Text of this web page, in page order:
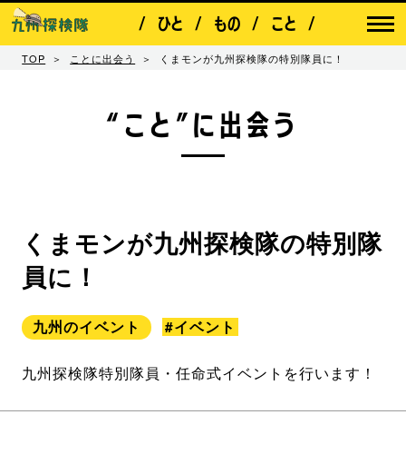
ひと もの こと
TOP ことに出会う くまモンが九州探検隊の特別隊員に！
“こと”に出会う
くまモンが九州探検隊の特別隊
員に！
九州のイベント #イベント
九州探検隊特別隊員・任命式イベントを行います！